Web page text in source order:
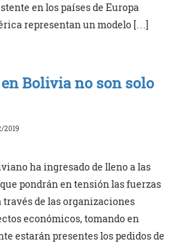
en los países de Europa
representan un modelo […]
Bolivia no son solo
2019
ha ingresado de lleno a las
pondrán en tensión las fuerzas
de las organizaciones
económicos, tomando en
estarán presentes los pedidos de